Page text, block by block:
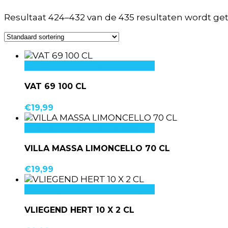
Resultaat 424–432 van de 435 resultaten wordt
VAT 69 100 CL
€19,99
VILLA MASSA LIMONCELLO 70 CL
€19,99
VLIEGEND HERT 10 X 2 CL